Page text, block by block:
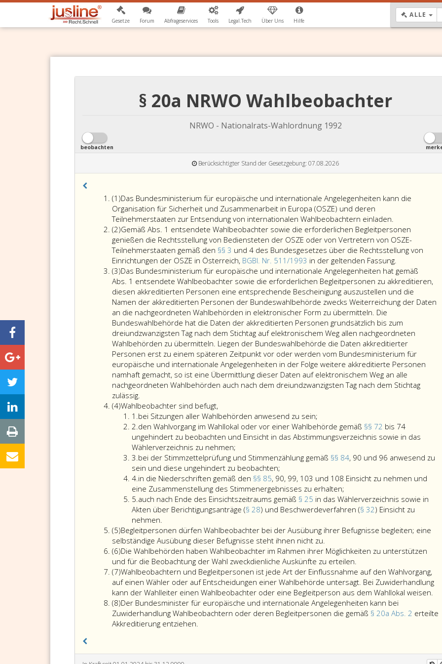
Gesetze Forum Abfrageservices Tools Legal.Tech Über Uns Hilfe
ALLE
§ 20a NRWO Wahlbeobachter
NRWO - Nationalrats-Wahlordnung 1992
beobachten
Berücksichtigter Stand der Gesetzgebung: 07.08.2026
(1)Absatz
eins
Das Bundesministerium für europäische und internationale Angelegenheiten kann die
Organisation für Sicherheit und Zusammenarbeit in Europa (OSZE) und deren
Teilnehmerstaaten zur Entsendung von internationalen Wahlbeobachtern einladen.
(2)Absatz
2
Gemäß Abs. 1 entsendete Wahlbeobachter sowie die erforderlichen Begleitpersonen
genießen die Rechtsstellung von Bediensteten der OSZE oder von Vertretern von OSZE-
Teilnehmerstaaten gemäß den §§ 3 und 4 des Bundesgesetzes über die Rechtsstellung von
Einrichtungen der OSZE in Österreich, BGBl. Nr. 511/1993 in der geltenden Fassung.
Absatz
eins,
entsendete
die
erforderlichen
genießen
die
Rechtsstellung
von
oder
von
von
den
Paragraphen
und
des
über
die
Rechtsstellung
von
Einrichtungen
Österreich,
(3)Absatz
3
Das Bundesministerium für europäische und internationale Angelegenheiten hat gemäß
Abs. 1 entsendete Wahlbeobachter sowie die erforderlichen Begleitpersonen zu akkreditieren,
diesen akkreditierten Personen eine entsprechende Bescheinigung auszustellen und die
Namen der akkreditierten Personen der Bundeswahlbehörde zwecks Weiterreichung der Daten
an die nachgeordneten Wahlbehörden in elektronischer Form zu übermitteln. Die
Bundeswahlbehörde hat die Daten der akkreditierten Personen grundsätzlich bis zum
dreiundzwanzigsten Tag nach dem Stichtag auf elektronischem Weg allen nachgeordneten
Wahlbehörden zu übermitteln. Liegen der Bundeswahlbehörde die Daten akkreditierter
Personen erst zu einem späteren Zeitpunkt vor oder werden vom Bundesministerium für
europäische und internationale Angelegenheiten in der Folge weitere akkreditierte Personen
namhaft gemacht, so ist eine Übermittlung dieser Daten auf elektronischem Weg an alle
nachgeordneten Wahlbehörden auch nach dem dreiundzwanzigsten Tag nach dem Stichtag
zulässig.
Bundesministerium
für
europäische
und
internationale
Angelegenheiten
hat
gemäß
Absatz
eins,
entsendete
Wahlbeobachter
sowie
die
erforderlichen
Begleitpersonen
zu
akkreditieren,
diesen
akkreditierten
Personen
eine
auszustellen
(4)Absatz
4
Wahlbeobachter sind befugt,
1.Ziffer
eins
bei Sitzungen aller Wahlbehörden anwesend zu sein;
2.Ziffer
2
den Wahlvorgang im Wahllokal oder vor einer Wahlbehörde gemäß §§ 72 bis 74
ungehindert zu beobachten und Einsicht in das Abstimmungsverzeichnis sowie in das
Wählerverzeichnis zu nehmen;
Wahlvorgang
im
Wahllokal
oder
vor
einer
gemäß
Paragraphen
72
bis
74
ungehindert
zu
beobachten
und
Abstimmungsverzeichnis
3.Ziffer
3
bei der Stimmzettelprüfung und Stimmenzählung gemäß §§ 84, 90 und 96 anwesend zu
sein und diese ungehindert zu beobachten;
der
Stimmzettelprüfung
und
Stimmenzählung
Paragraphen
84,,
90
und
96
anwesend
zu
sein
und
beobachten;
4.Ziffer
4
in die Niederschriften gemäß den §§ 85, 90, 99, 103 und 108 Einsicht zu nehmen und
eine Zusammenstellung des Stimmenergebnisses zu erhalten;
die
Niederschriften
den
85,,
90,
99,
103
und
108
Einsicht
eine
5.Ziffer
5
auch nach Ende des Einsichtszeitraums gemäß § 25 in das Wählerverzeichnis sowie in
Akten über Berichtigungsanträge (§ 28) und Beschwerdeverfahren (§ 32) Einsicht zu
nehmen.
nach
Ende
des
Einsichtszeitraums
gemäß
Paragraph
25,
in
das
Wählerverzeichnis
Akten
(5)Absatz
5
Begleitpersonen dürfen Wahlbeobachter bei der Ausübung ihrer Befugnisse begleiten; eine
selbständige Ausübung dieser Befugnisse steht ihnen nicht zu.
(6)Absatz
6
Die Wahlbehörden haben Wahlbeobachter im Rahmen ihrer Möglichkeiten zu unterstützen
und für die Beobachtung der Wahl zweckdienliche Auskünfte zu erteilen.
(7)Absatz
7
Wahlbeobachtern und Begleitpersonen ist jede Art der Einflussnahme auf den Wahlvorgang,
auf einen Wähler oder auf Entscheidungen einer Wahlbehörde untersagt. Bei Zuwiderhandlung
kann der Wahlleiter einen Wahlbeobachter oder eine Begleitperson aus dem Wahllokal weisen.
(8)Absatz
8
Der Bundesminister für europäische und internationale Angelegenheiten kann bei
Zuwiderhandlung Wahlbeobachtern oder deren Begleitpersonen die gemäß § 20a Abs. 2 erteilte
Akkreditierung entziehen.
europäische